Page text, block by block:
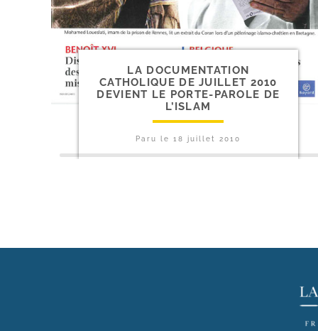
LA DOCUMENTATION
CATHOLIQUE DE JUILLET 2010
DEVIENT LE PORTE-​PAROLE DE
L’ISLAM
Paru le18 juillet 2010